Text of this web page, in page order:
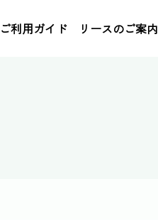
ご利用ガイド リースのご案内